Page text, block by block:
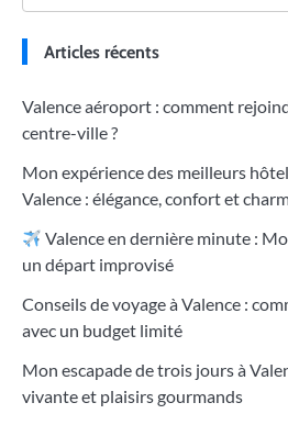
Articles récents
Valence aéroport : comment
centre-ville ?
Mon expérience des meilleurs
Valence : élégance, confort et
Valence en dernière minute :
un départ improvisé
Conseils de voyage à Valence :
avec un budget limité
Mon escapade de trois jours à
vivante et plaisirs gourmands